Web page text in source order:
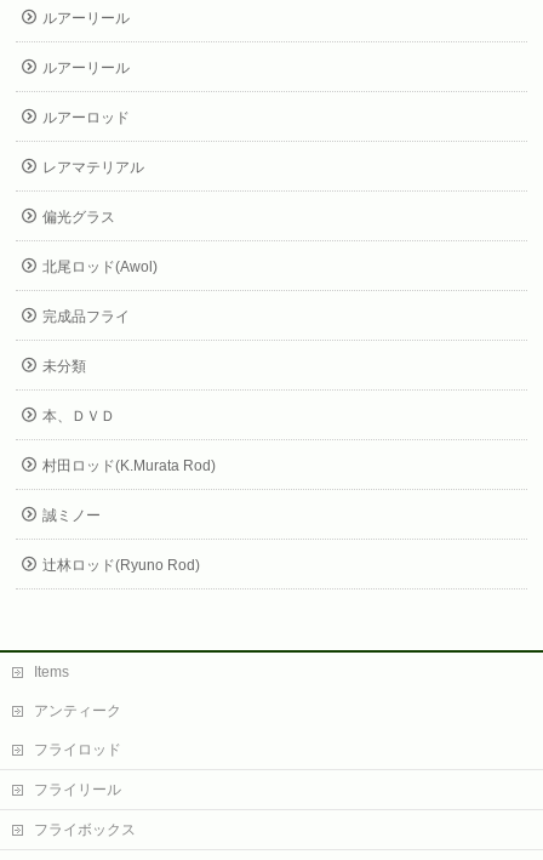
ルアーリール
ルアーリール
ルアーロッド
レアマテリアル
偏光グラス
北尾ロッド(Awol)
完成品フライ
未分類
本、ＤＶＤ
村田ロッド(K.Murata Rod)
誠ミノー
辻林ロッド(Ryuno Rod)
Items
アンティーク
フライロッド
フライリール
フライボックス